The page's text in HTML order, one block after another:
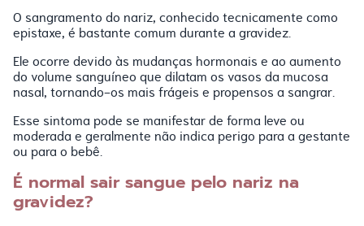
O sangramento do nariz, conhecido tecnicamente como
epistaxe, é bastante comum durante a gravidez.
Ele ocorre devido às mudanças hormonais e ao aumento
do volume sanguíneo que dilatam os vasos da mucosa
nasal, tornando-os mais frágeis e propensos a sangrar.
Esse sintoma pode se manifestar de forma leve ou
moderada e geralmente não indica perigo para a gestante
ou para o bebê.
É normal sair sangue pelo nariz na
gravidez?